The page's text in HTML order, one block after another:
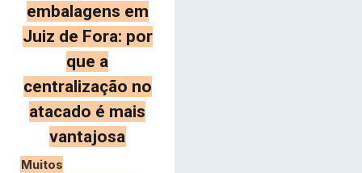
embalagens em
Juiz de Fora: por
que a
centralização no
atacado é mais
vantajosa
Muitos